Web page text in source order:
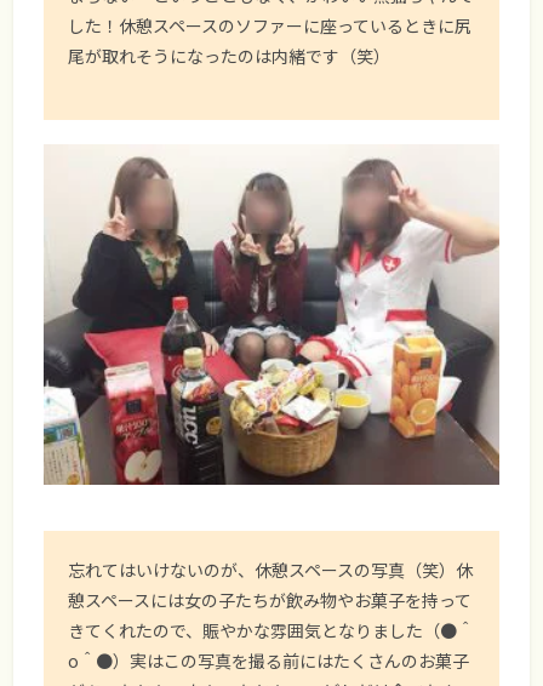
した！休憩スペースのソファーに座っているときに尻
尾が取れそうになったのは内緒です（笑）
忘れてはいけないのが、休憩スペースの写真（笑）休
憩スペースには女の子たちが飲み物やお菓子を持って
きてくれたので、賑やかな雰囲気となりました（●＾
o＾●）実はこの写真を撮る前にはたくさんのお菓子